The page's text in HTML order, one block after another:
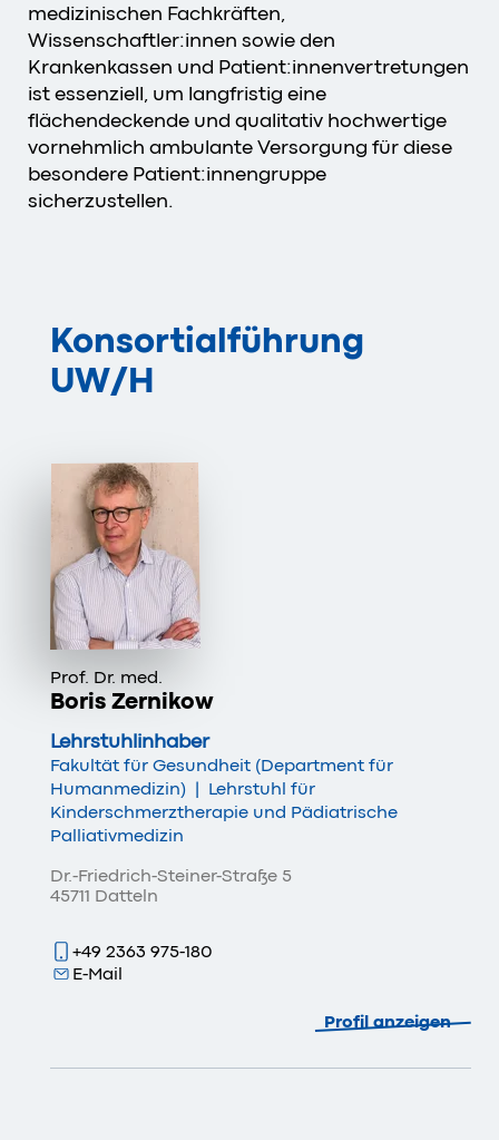
medizinischen Fachkräften,
Wissenschaftler:innen sowie den
Krankenkassen und Patient:innenvertretungen
ist essenziell, um langfristig eine
flächendeckende und qualitativ hochwertige
vornehmlich ambulante Versorgung für diese
besondere Patient:innengruppe
sicherzustellen.
Konsortialführung
UW/H
Prof. Dr. med.
Boris Zernikow
Lehrstuhlinhaber
Fakultät für Gesundheit (Department für
Humanmedizin) | Lehrstuhl für
Kinderschmerztherapie und Pädiatrische
Palliativmedizin
+49 2363 975-180
E-Mail
Dr.-Friedrich-Steiner-Straße 5
45711 Datteln
Profil anzeigen